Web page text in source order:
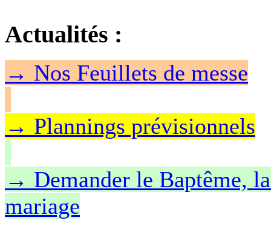
Actualités :
→ Nos Feuillets de messe
→ Plannings prévisionnels
→ Demander le Baptême,
mariage